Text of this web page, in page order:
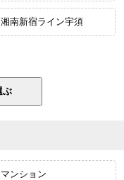
湘南新宿ライン宇須
マンション